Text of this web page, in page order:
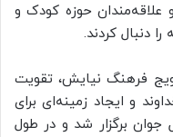
علاقه‌مندان حوزه کودک و
دنبال کردند.
فرهنگ نیایش، تقویت
و ایجاد زمینه‌ای برای
برگزار شد و در طول